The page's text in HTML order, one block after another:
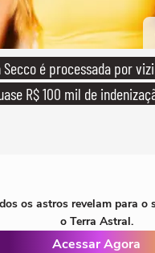
é processada por
R$ 100 mil de
os astros revelam para o
o Terra Astral.
Acessar Agora